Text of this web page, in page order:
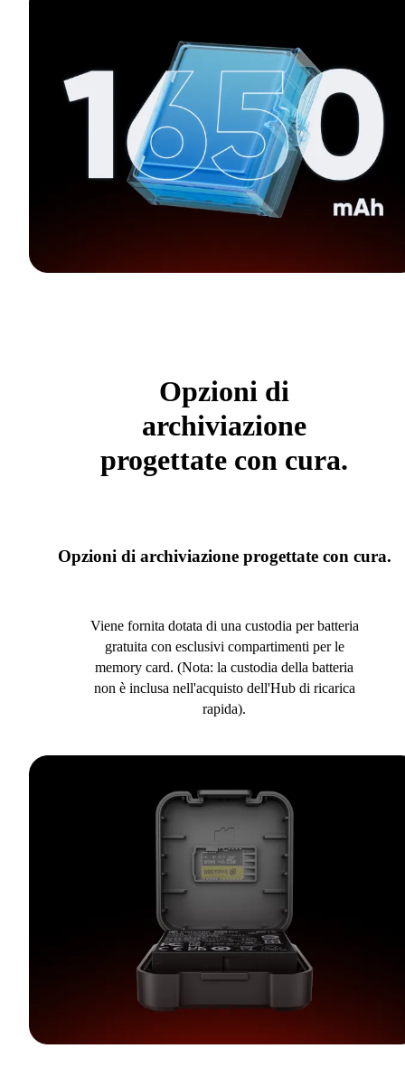
Opzioni di
archiviazione
progettate con cura.
Opzioni di archiviazione progettate con cura.
Viene fornita dotata di una custodia per batteria
gratuita con esclusivi compartimenti per le
memory card. (Nota: la custodia della batteria
non è inclusa nell'acquisto dell'Hub di ricarica
rapida).